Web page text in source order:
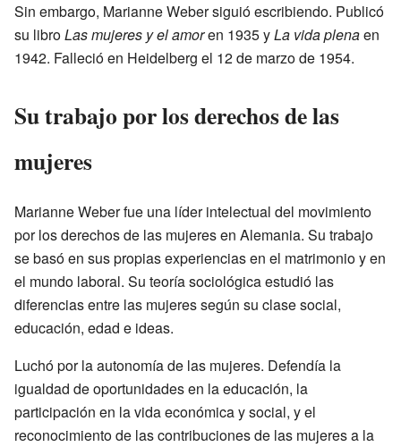
Sin embargo, Marianne Weber siguió escribiendo. Publicó
su libroLas mujeres y el amoren 1935 yLa vida plenaen
1942. Falleció en Heidelberg el 12 de marzo de 1954.
Su trabajo por los derechos de las
mujeres
Marianne Weber fue una líder intelectual del movimiento
por los derechos de las mujeres en Alemania. Su trabajo
se basó en sus propias experiencias en el matrimonio y en
el mundo laboral. Su teoría sociológica estudió las
diferencias entre las mujeres según su clase social,
educación, edad e ideas.
Luchó por la autonomía de las mujeres. Defendía la
igualdad de oportunidades en la educación, la
participación en la vida económica y social, y el
reconocimiento de las contribuciones de las mujeres a la